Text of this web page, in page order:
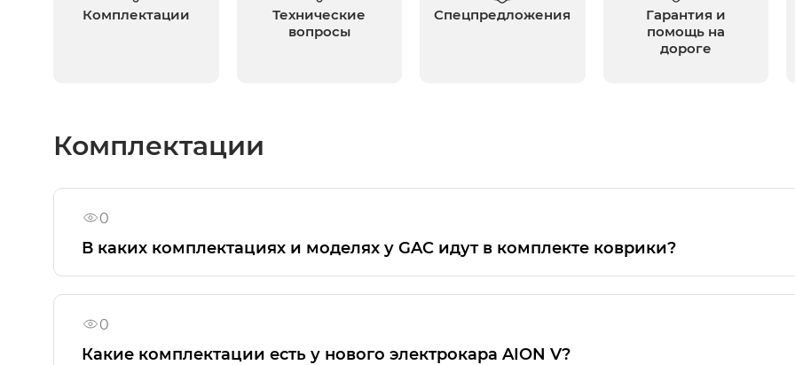
Комплектации
Технические
вопросы
Спецпредложения
Гарантия и
помощь на
дороге
Комплектации
0
В каких комплектациях и моделях у GAC идут в комплекте коврики?
Автомобили GAC не оснащаются ковриками, изначально они отсутствуют во всех моделях и
0
Какие комплектации есть у нового электрокара AION V?